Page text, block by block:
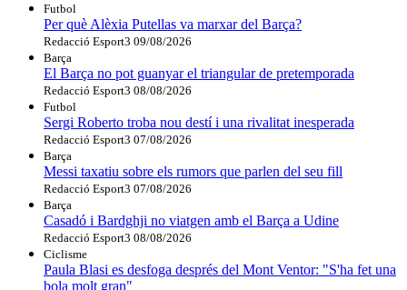
Futbol
Per què Alèxia Putellas va marxar del Barça?
Redacció Esport3 09/08/2026
Barça
El Barça no pot guanyar el triangular de pretemporada
Redacció Esport3 08/08/2026
Futbol
Sergi Roberto troba nou destí i una rivalitat inesperada
Redacció Esport3 07/08/2026
Barça
Messi taxatiu sobre els rumors que parlen del seu fill
Redacció Esport3 07/08/2026
Barça
Casadó i Bardghji no viatgen amb el Barça a Udine
Redacció Esport3 08/08/2026
Ciclisme
Paula Blasi es desfoga després del Mont Ventor: "S'ha fet una
bola molt gran"